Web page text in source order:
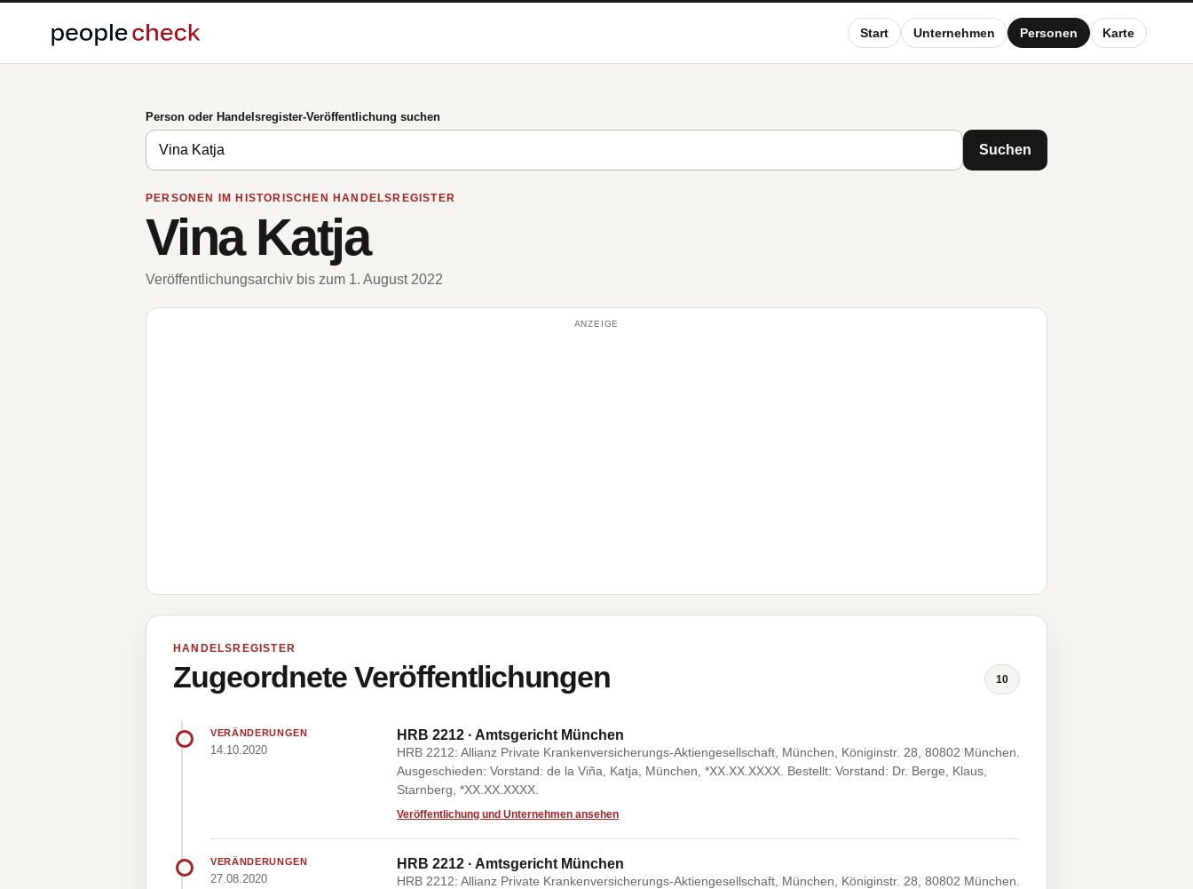
Start Unternehmen Personen Karte
Person oder Handelsregister-Veröffentlichung suchen
Suchen
PERSONEN IM HISTORISCHEN HANDELSREGISTER
Vina Katja
Veröffentlichungsarchiv bis zum 1. August 2022
ANZEIGE
HANDELSREGISTER
Zugeordnete Veröffentlichungen 10
VERÄNDERUNGEN
14.10.2020
HRB 2212 · Amtsgericht München
HRB 2212: Allianz Private Krankenversicherungs-Aktiengesellschaft, München, Königinstr. 28, 80802 München.
Ausgeschieden: Vorstand: de la Viña, Katja, München, *XX.XX.XXXX. Bestellt: Vorstand: Dr. Berge, Klaus,
Starnberg, *XX.XX.XXXX.
Veröffentlichung und Unternehmen ansehen
VERÄNDERUNGEN
27.08.2020
HRB 2212 · Amtsgericht München
HRB 2212: Allianz Private Krankenversicherungs-Aktiengesellschaft, München, Königinstr. 28, 80802 München.